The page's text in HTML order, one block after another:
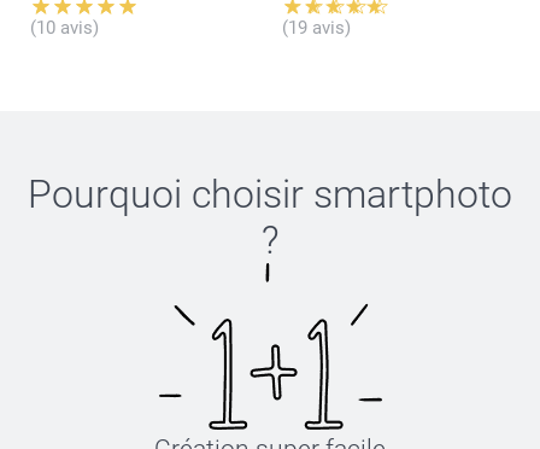
(10 avis) (19 avis)
Pourquoi choisir smartphoto
?